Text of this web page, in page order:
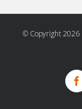
© Copyright2026